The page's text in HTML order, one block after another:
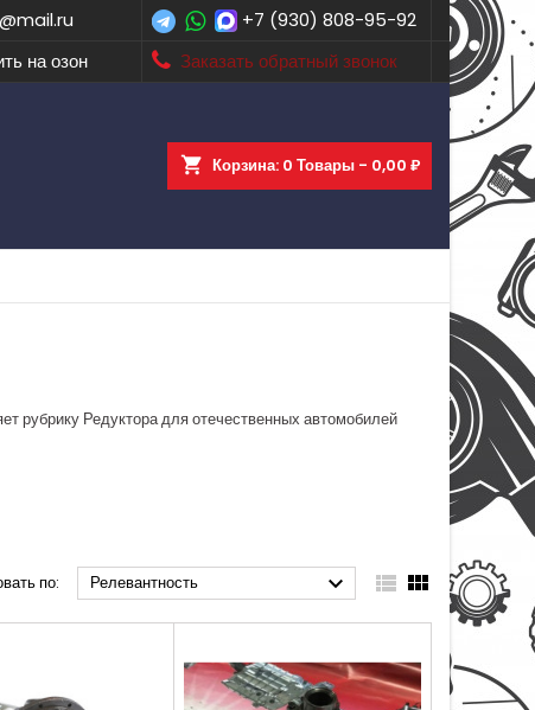
+7 (930) 808-95-92
Заказать обратный звонок
на озон
shopping_cart Корзина: 0 Товары - 0,00 ₽
рубрику Редуктора для отечественных автомобилей
по: Релевантность   